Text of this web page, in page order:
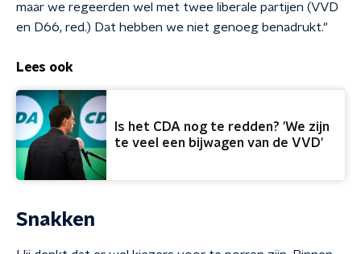
maar we regeerden wel met twee liberale partijen (VVD
en D66, red.) Dat hebben we niet genoeg benadrukt."
Lees ook
Is het CDA nog te redden? 'We zijn
te veel een bijwagen van de VVD'
Snakken